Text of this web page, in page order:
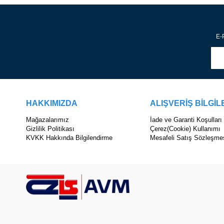
HAKKIMIZDA
Mağazalarımız
Gizlilik Politikası
KVKK Hakkında Bilgilendirme
ALIŞVERİŞ
İade ve Garanti Koşulları
Çerez(Cookie) Kullanımı
Mesafeli Satış